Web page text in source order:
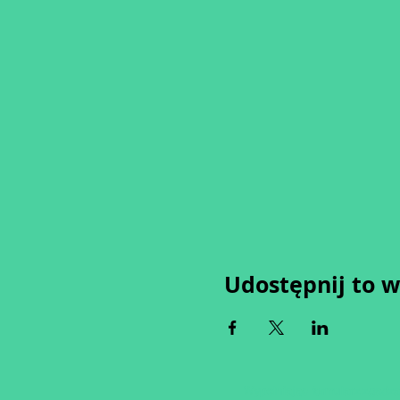
Udostępnij to